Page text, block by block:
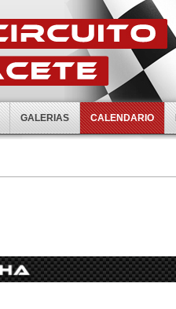
GALERIAS CALENDARIO